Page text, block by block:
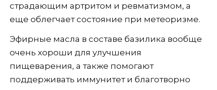
страдающим артритом и ревматизмом, а
еще облегчает состояние при метеоризме.
Эфирные масла в составе базилика вообще
очень хороши для улучшения
пищеварения, а также помогают
поддерживать иммунитет и благотворно